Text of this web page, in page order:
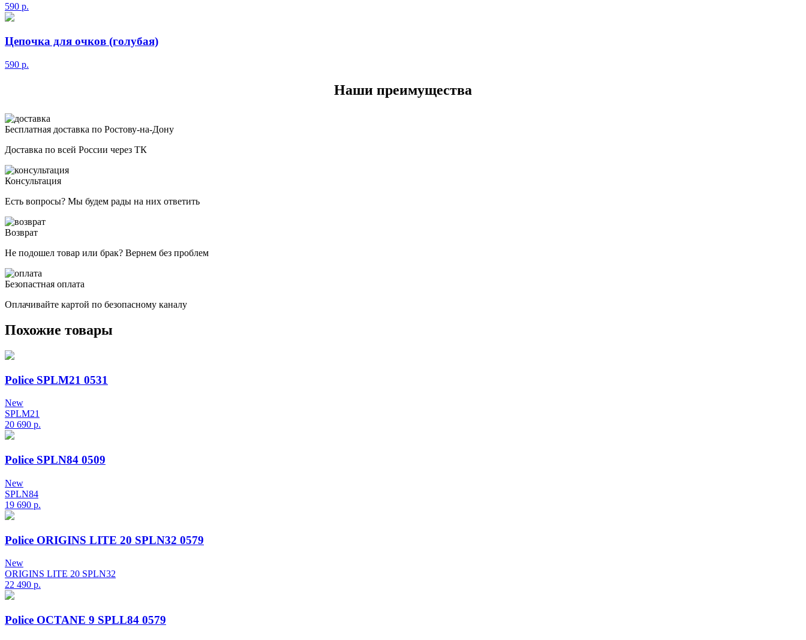
590 р.
Цепочка для очков (голубая)
590 р.
Наши преимущества
Бесплатная доставка по Ростову-на-Дону
Доставка по всей России через ТК
Консультация
Есть вопросы? Мы будем рады на них ответить
Возврат
Не подошел товар или брак? Вернем без проблем
Безопастная оплата
Оплачивайте картой по безопасному каналу
Похожие товары
Police SPLM21 0531
New
SPLM21
20 690 р.
Police SPLN84 0509
New
SPLN84
19 690 р.
Police ORIGINS LITE 20 SPLN32 0579
New
ORIGINS LITE 20 SPLN32
22 490 р.
Police OCTANE 9 SPLL84 0579